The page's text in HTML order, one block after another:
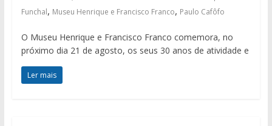
Funchal, Museu Henrique e Francisco Franco, Paulo Cafôfo
O Museu Henrique e Francisco Franco comemora, no
próximo dia 21 de agosto, os seus 30 anos de atividade e
Ler mais